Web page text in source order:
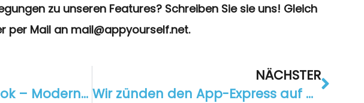
zu unseren Features? Schreiben Sie sie uns! Gleich
per Mail an mail@appyourself.net.
Ihre App im neuen Look – Modernes Design für iOS und Android
NÄCHSTER
Wir zünden den App-Express auf der dmexco